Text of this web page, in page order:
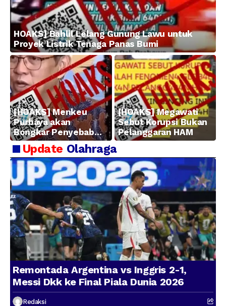
HOAKS] Bahlil Lelang Gunung Lawu untuk
Proyek Listrik Tenaga Panas Bumi
[HOAKS] Menkeu
Purbaya akan
Bongkar Penyebab
Kerugian BUMN
[HOAKS] Megawati
Sebut Korupsi Bukan
Pelanggaran HAM
Update Olahraga
Remontada Argentina vs Inggris 2-1,
Messi Dkk ke Final Piala Dunia 2026
Redaksi